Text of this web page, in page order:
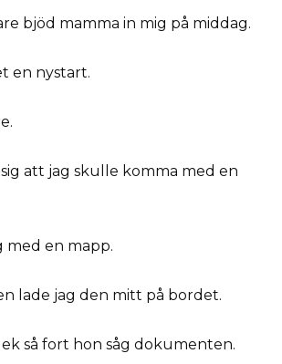
bjöd mamma in mig på middag.
en nystart.
att jag skulle komma med en
med en mapp.
lade jag den mitt på bordet.
så fort hon såg dokumenten.